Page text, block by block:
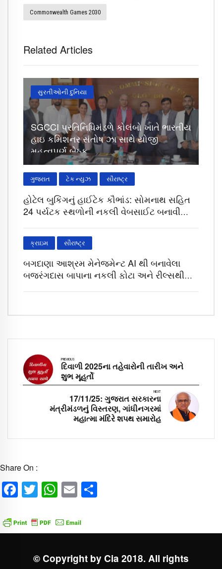
Commonwealth Games 2030
Related Articles
સુરતીઓની દુનિયા
SGCCI પ્રતિનિધિમંડળે કોલંબો ખાતે ભારતીય
હાઇ કમિશનર સંતોષ ઝા સાથે યોજી
મહત્વપૂર્ણ બેઠક
ગુજરાત ટેક ન્યુઝ સૌરાષ્ટ્ર
હોટેલ બુકિંગનું હાઈટેક કૌભાંડ: સોમનાથ સહિત
24 પર્યટક સ્થળોની નકલી વેબસાઈટ બનાવી
ક્રાઇમ સૌરાષ્ટ્ર
બગદાણા આશ્રમ મેનેજમેન્ટ AI થી બનાવેલા
બજરંગદાસ બાપાના નકલી ફોટા અને રીલ્સથી
PREVIOUS
દિવાળી 2025ના તહેવારોની તારીખ અને
શુભ મૂહૂર્તો
NEXT
17/11/25: ગુજરાત સરકારના
મંત્રીમંડળનું વિસ્તરણ, ગાંધીનગરમાં
મહાત્મા મંદિરે શપથ સમારોહ
Share On :
Facebook
TwitterWhatsApp
Email
© Copyright by Cia 2018. All rights